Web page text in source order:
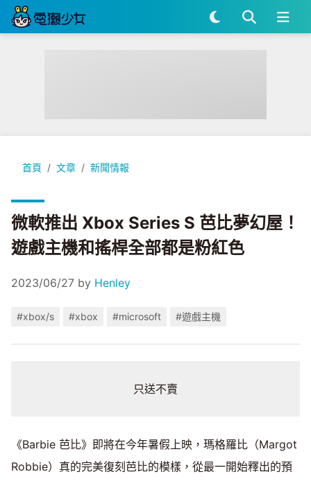
首頁 文章 新聞情報
微軟推出 Xbox Series S 芭比夢幻屋！遊戲主機和搖桿全部都
微軟推出 Xbox Series S 芭比夢幻屋！
遊戲主機和搖桿全部都是粉紅色
2023/06/27 by Henley
#xbox/s #xbox #microsoft #遊戲主機
只送不賣
《Barbie 芭比》即將在今年暑假上映，瑪格羅比（Margot
Robbie）真的完美復刻芭比的模樣，從最一開始釋出的預